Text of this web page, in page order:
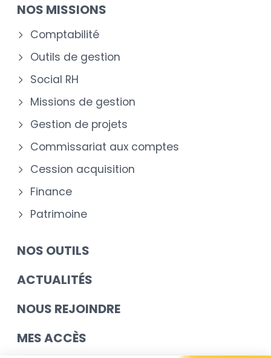
NOS MISSIONS
Comptabilité
Outils de gestion
Social RH
Missions de gestion
Gestion de projets
Commissariat aux comptes
Cession acquisition
Finance
Patrimoine
NOS OUTILS
ACTUALITÉS
NOUS REJOINDRE
MES ACCÈS